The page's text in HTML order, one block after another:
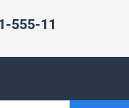
555-11